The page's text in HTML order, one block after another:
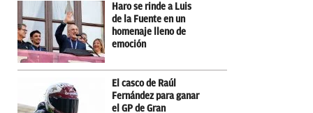
Haro se rinde a Luis
de la Fuente en un
homenaje lleno de
emoción
El casco de Raúl
Fernández para ganar
el GP de Gran